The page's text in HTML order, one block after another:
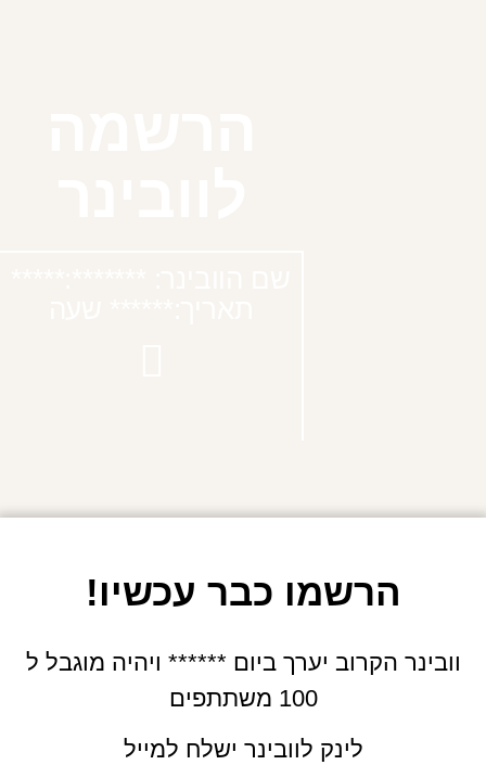
הרשמו כבר עכשיו!
וובינר הקרוב יערך ביום ****** ויהיה מוגבל ל
100 משתתפים
לינק לוובינר ישלח למייל